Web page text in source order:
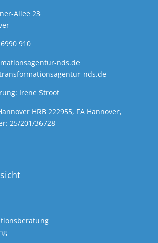
Allee 23
910
nds.de
nds.de
Irene Stroot
HRB 222955, FA Hannover,
25/201/36728